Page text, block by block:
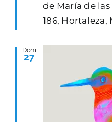
de María de
186,
Dom
27